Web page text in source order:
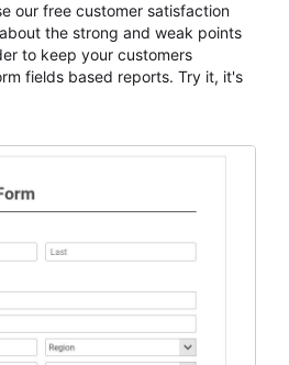
our free customer satisfaction
the strong and weak points
to keep your customers
fields based reports. Try it, it's